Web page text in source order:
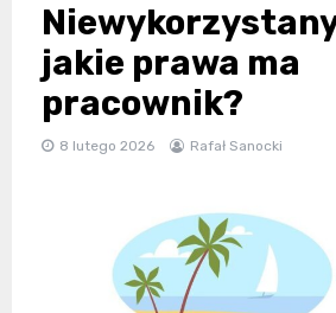
jakie prawa ma
pracownik?
8 lutego 2026 Rafał Sanocki